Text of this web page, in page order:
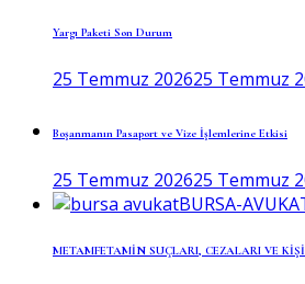
Yargı Paketi Son Durum
25 Temmuz 202625 Temmuz
Boşanmanın Pasaport ve Vize İşlemlerine Etkisi
25 Temmuz 202625 Temmuz
METAMFETAMİN SUÇLARI, CEZALARI VE